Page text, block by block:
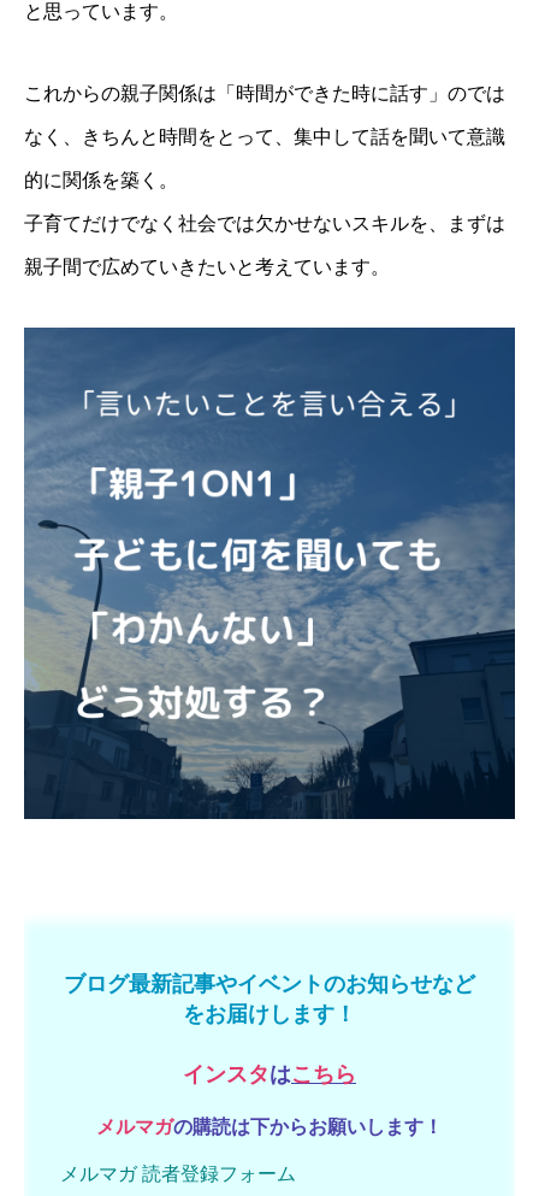
と思っています。
これからの親子関係は「時間ができた時に話す」のでは
なく、きちんと時間をとって、集中して話を聞いて意識
的に関係を築く。
子育てだけでなく社会では欠かせないスキルを、まずは
親子間で広めていきたいと考えています。
ブログ最新記事やイベントのお知らせなど
をお届けします！
インスタはこちら
メルマガの購読は下からお願いします！
メルマガ 読者登録フォーム